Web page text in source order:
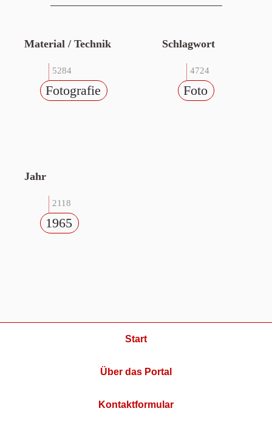
Material / Technik
5284
Fotografie
Schlagwort
4724
Foto
Jahr
2118
1965
Start
Über das Portal
Kontaktformular